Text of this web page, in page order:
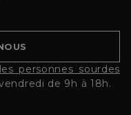
personnes sourdes
de 9h à 18h.